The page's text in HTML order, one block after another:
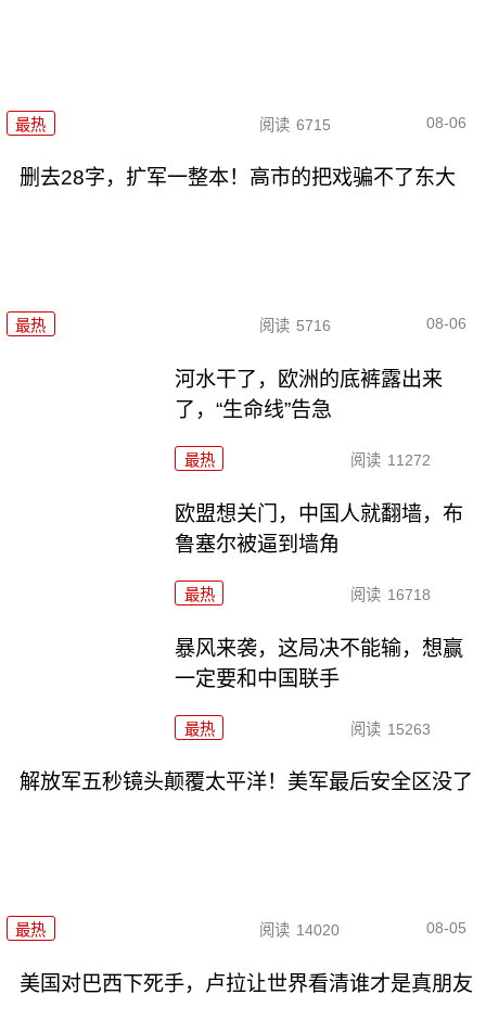
最热 阅读 6715 08-06
删去28字，扩军一整本！高市的把戏骗不了东大
最热 阅读 5716 08-06
河水干了，欧洲的底裤露出来
了，“生命线”告急
最热 阅读 11272
欧盟想关门，中国人就翻墙，布
鲁塞尔被逼到墙角
最热 阅读 16718
暴风来袭，这局决不能输，想赢
一定要和中国联手
最热 阅读 15263
解放军五秒镜头颠覆太平洋！美军最后安全区没了
最热 阅读 14020 08-05
美国对巴西下死手，卢拉让世界看清谁才是真朋友